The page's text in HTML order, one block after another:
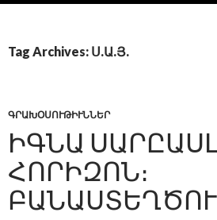
Tag Archives: Ս.Ա.Յ.
ԳՐԱԽՕՍՈՒԹԻՒՆՆԵՐ
ԻԳՆԱ
ՀՈՐԻԶՈՆ։